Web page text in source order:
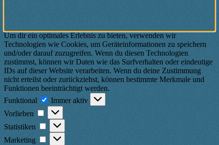
Um dir ein optimales Erlebnis zu bieten, verwenden wir
Technologien wie Cookies, um Geräteinformationen zu speichern
und/oder darauf zuzugreifen. Wenn du diesen Technologien
zustimmst, können wir Daten wie das Surfverhalten oder eindeutige
IDs auf dieser Website verarbeiten. Wenn du deine Zustimmung
nicht erteilst oder zurückziehst, können bestimmte Merkmale und
Funktionen beeinträchtigt werden.
Funktional
Funktional
Immer aktiv
Vorlieben
Vorlieben
Statistiken Statistiken
Marketing Marketing